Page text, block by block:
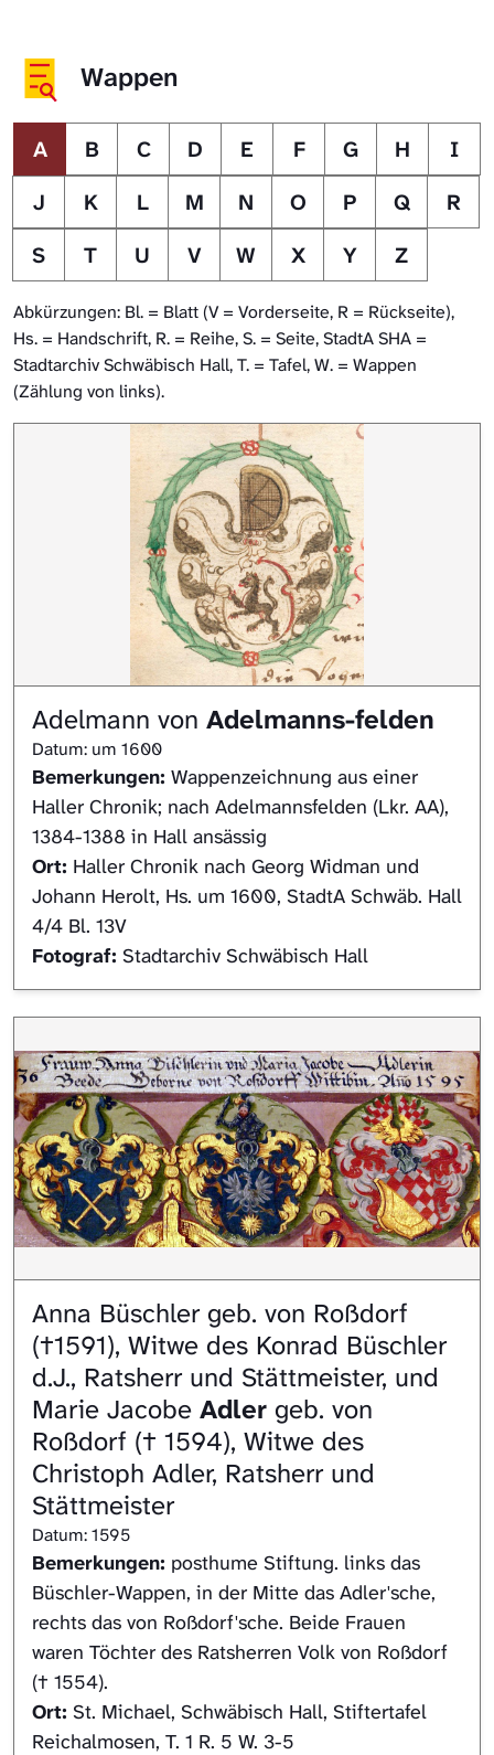
Wappen
A B C D E F G H
I
J
K L M N O P Q
R
S
T U V W X Y Z
Abkürzungen: Bl. = Blatt (V = Vorderseite, R = Rückseite),
Hs. = Handschrift, R. = Reihe, S. = Seite, StadtA SHA =
Stadtarchiv Schwäbisch Hall, T. = Tafel, W. = Wappen
(Zählung von links).
Adelmann von Adelmanns-felden
Datum: um 1600
Bemerkungen: Wappenzeichnung aus einer
Haller Chronik; nach Adelmannsfelden (Lkr. AA),
1384-1388 in Hall ansässig
Ort: Haller Chronik nach Georg Widman und
Johann Herolt, Hs. um 1600, StadtA Schwäb. Hall
4/4 Bl. 13V
Fotograf: Stadtarchiv Schwäbisch Hall
Anna Büschler geb. von Roßdorf
(†1591), Witwe des Konrad Büschler
d.J., Ratsherr und Stättmeister, und
Marie Jacobe Adler geb. von
Roßdorf († 1594), Witwe des
Christoph Adler, Ratsherr und
Stättmeister
Datum: 1595
Bemerkungen: posthume Stiftung. links das
Büschler-Wappen, in der Mitte das Adler'sche,
rechts das von Roßdorf'sche. Beide Frauen
waren Töchter des Ratsherren Volk von Roßdorf
(† 1554).
Ort: St. Michael, Schwäbisch Hall, Stiftertafel
Reichalmosen, T. 1 R. 5 W. 3-5